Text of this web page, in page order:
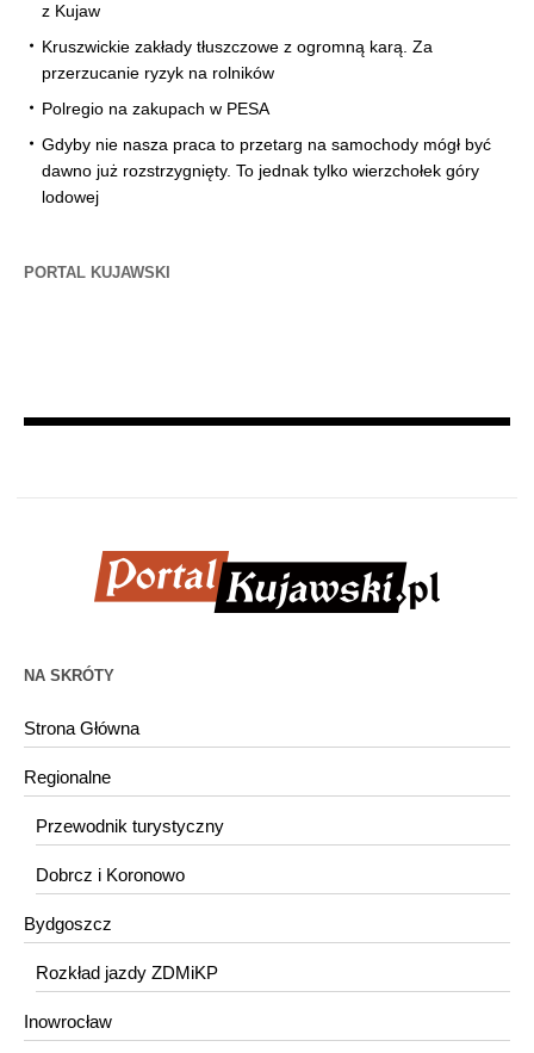
z Kujaw
Kruszwickie zakłady tłuszczowe z ogromną karą. Za
przerzucanie ryzyk na rolników
Polregio na zakupach w PESA
Gdyby nie nasza praca to przetarg na samochody mógł być
dawno już rozstrzygnięty. To jednak tylko wierzchołek góry
lodowej
PORTAL KUJAWSKI
NA SKRÓTY
Strona Główna
Regionalne
Przewodnik turystyczny
Dobrcz i Koronowo
Bydgoszcz
Rozkład jazdy ZDMiKP
Inowrocław